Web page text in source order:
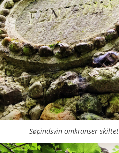
Søpindsvin omkranser skiltet